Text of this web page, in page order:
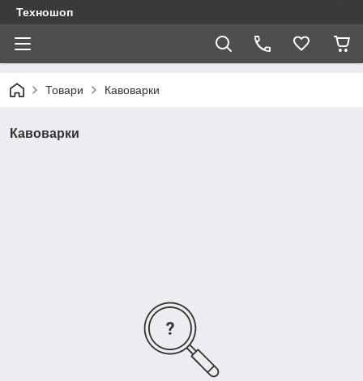
Техношоп
Товари Кавоварки
Кавоварки